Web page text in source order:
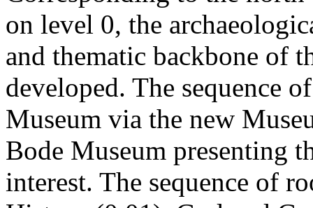
on level 0, the
and thematic backbone of
developed. The sequence
Museum via the new
Bode Museum presenting
interest. The sequence of